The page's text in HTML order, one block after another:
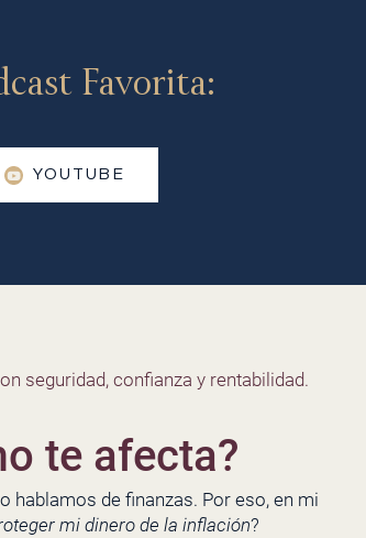
Favorita:
YOUTUBE
seguridad, confianza y rentabilidad.
te afecta?
hablamos de finanzas. Por eso, en mi
mi dinero de la inflación?